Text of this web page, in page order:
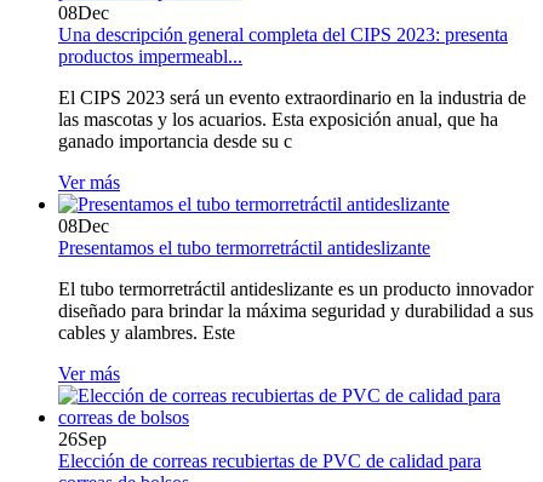
08Dec
Una descripción general completa del CIPS 2023: presenta
productos impermeabl...
El CIPS 2023 será un evento extraordinario en la industria de
las mascotas y los acuarios. Esta exposición anual, que ha
ganado importancia desde su c
Ver más
08Dec
Presentamos el tubo termorretráctil antideslizante
El tubo termorretráctil antideslizante es un producto innovador
diseñado para brindar la máxima seguridad y durabilidad a sus
cables y alambres. Este
Ver más
26Sep
Elección de correas recubiertas de PVC de calidad para